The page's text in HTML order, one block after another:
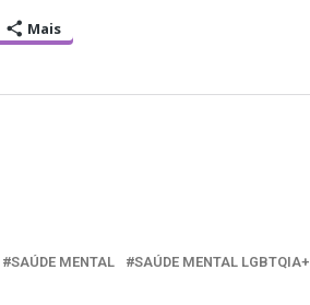
Mais
SAÚDE MENTAL SAÚDE MENTAL LGBTQIA+